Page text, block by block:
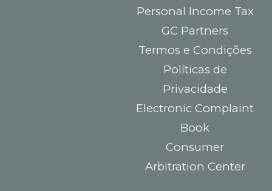
Personal Income Tax
GC Partners
Termos e Condições
Políticas de
Privacidade
Electronic Complaint
Book
Consumer
Arbitration Center